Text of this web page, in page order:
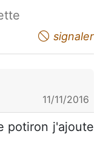
signaler
11/11/2016
potiron j'ajoute